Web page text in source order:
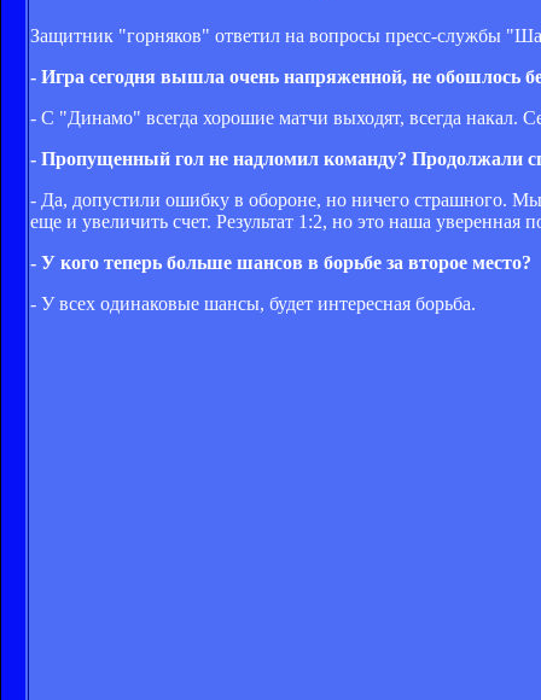
Защитник "горняков" ответил на вопросы пресс-службы
- Игра сегодня вышла очень напряженной, не обошлось
- С "Динамо" всегда хорошие матчи выходят, всегда накал.
- Пропущенный гол не надломил команду? Продолжали
- Да, допустили ошибку в обороне, но ничего страшного. Мы
еще и увеличить счет. Результат 1:2, но это наша уверенная
- У кого теперь больше шансов в борьбе за второе место?
- У всех одинаковые шансы, будет интересная борьба.